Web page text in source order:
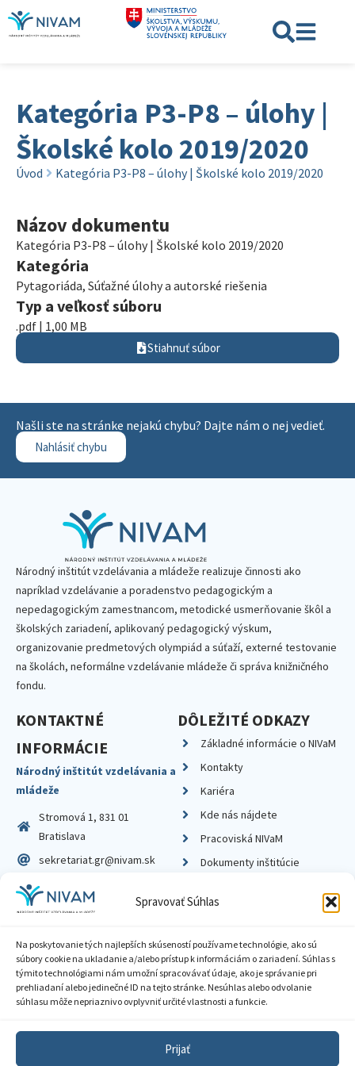
Spravovať Súhlas
Na poskytovanie tých najlepších skúseností používame technológie, ako sú
súbory cookie na ukladanie a/alebo prístup k informáciám o zariadení. Súhlas s
týmito technológiami nám umožní spracovávať údaje, ako je správanie pri
prehliadaní alebo jedinečné ID na tejto stránke. Nesúhlas alebo odvolanie
súhlasu môže nepriaznivo ovplyvniť určité vlastnosti a funkcie.
Prijať
Kategória P3-P8 – úlohy |
Školské kolo 2019/2020
Úvod Kategória P3-P8 – úlohy | Školské kolo 2019/2020
Názov dokumentu
Kategória P3-P8 – úlohy | Školské kolo 2019/2020
Kategória
Pytagoriáda, Súťažné úlohy a autorské riešenia
Typ a veľkosť súboru
.pdf | 1,00 MB
Stiahnuť súbor
Našli ste na stránke nejakú chybu? Dajte nám o nej vedieť.
Nahlásiť chybu
Národný inštitút vzdelávania a mládeže realizuje činnosti ako
napríklad vzdelávanie a poradenstvo pedagogickým a
nepedagogickým zamestnancom, metodické usmerňovanie škôl a
školských zariadení, aplikovaný pedagogický výskum,
organizovanie predmetových olympiád a súťaží, externé testovanie
na školách, neformálne vzdelávanie mládeže či správa knižničného
fondu.
KONTAKTNÉ
INFORMÁCIE
Národný inštitút vzdelávania a
mládeže
Stromová 1, 831 01
Bratislava
sekretariat.gr@nivam.sk
IČO: 00164348
DIČ: 2020798714
DÔLEŽITÉ ODKAZY
Základné informácie o NIVaM
Kontakty
Kariéra
Kde nás nájdete
Pracoviská NIVaM
Dokumenty inštitúcie
Zásady ochrany súkromia
Sprístupnenie informácií